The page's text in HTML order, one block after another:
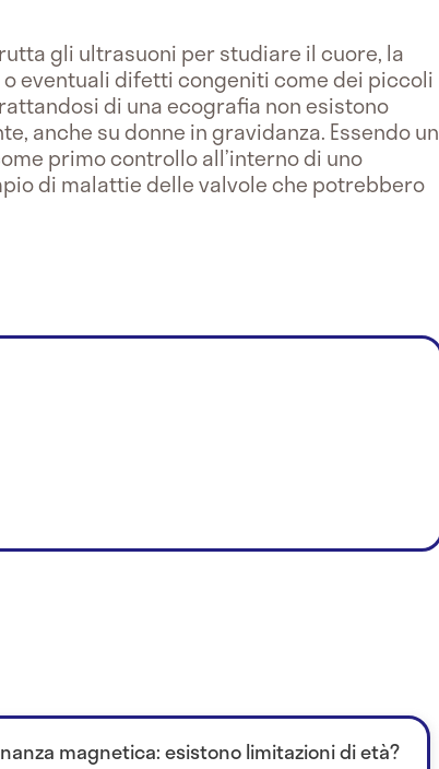
gli ultrasuoni per studiare il cuore, la
eventuali difetti congeniti come dei piccoli
di una ecografia non esistono
anche su donne in gravidanza. Essendo un
primo controllo all’interno di uno
di malattie delle valvole che potrebbero
magnetica: esistono limitazioni di età?